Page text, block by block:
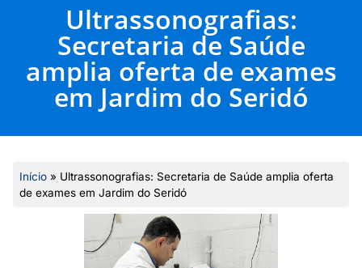
Ultrassonografias:
Secretaria de Saúde
amplia oferta de exames
em Jardim do Seridó
Início » Ultrassonografias: Secretaria de Saúde amplia oferta
de exames em Jardim do Seridó